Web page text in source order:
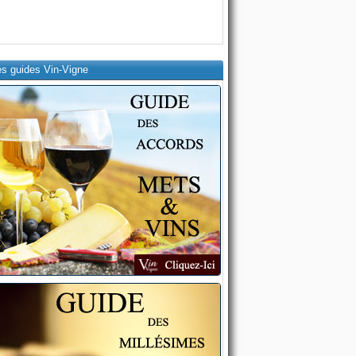
guides Vin-Vigne